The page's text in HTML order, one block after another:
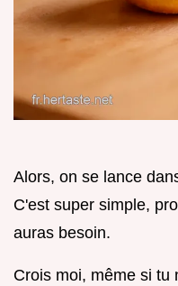
Alors, on se lance
C'est super simple,
auras besoin.
Crois moi, même si tu